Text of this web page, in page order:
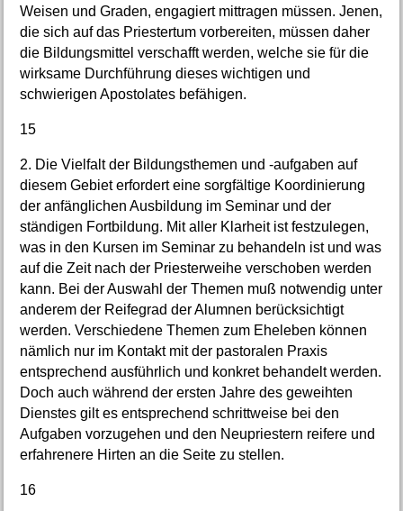
Weisen und Graden, engagiert mittragen müssen. Jenen,
die sich auf das Priestertum vorbereiten, müssen daher
die Bildungsmittel verschafft werden, welche sie für die
wirksame Durchführung dieses wichtigen und
schwierigen Apostolates befähigen.
15
2. Die Vielfalt der Bildungsthemen und -aufgaben auf
diesem Gebiet erfordert eine sorgfältige Koordinierung
der anfänglichen Ausbildung im Seminar und der
ständigen Fortbildung. Mit aller Klarheit ist festzulegen,
was in den Kursen im Seminar zu behandeln ist und was
auf die Zeit nach der Priesterweihe verschoben werden
kann. Bei der Auswahl der Themen muß notwendig unter
anderem der Reifegrad der Alumnen berücksichtigt
werden. Verschiedene Themen zum Eheleben können
nämlich nur im Kontakt mit der pastoralen Praxis
entsprechend ausführlich und konkret behandelt werden.
Doch auch während der ersten Jahre des geweihten
Dienstes gilt es entsprechend schrittweise bei den
Aufgaben vorzugehen und den Neupriestern reifere und
erfahrenere Hirten an die Seite zu stellen.
16